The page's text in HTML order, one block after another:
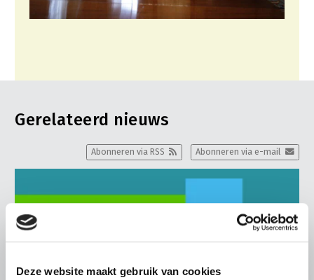
Deze website maakt gebruik van cookies
Gerelateerd nieuws
Abonneren via e-mail
Abonneren via RSS